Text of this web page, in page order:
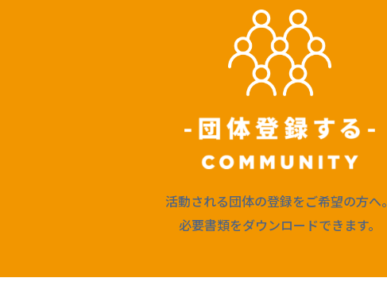
活動される団体の登録をご希望の方へ。
必要書類をダウンロードできます。